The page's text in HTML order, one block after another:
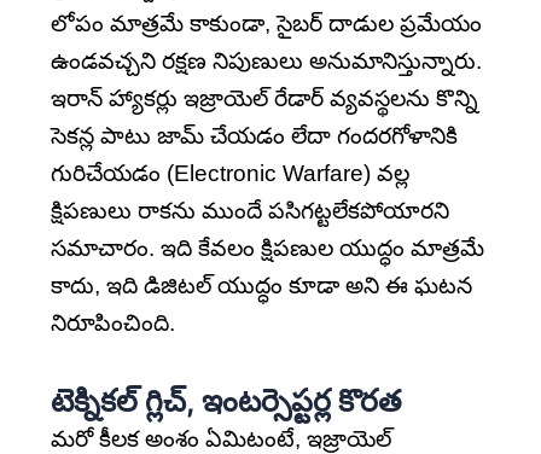
లోపం మాత్రమే కాకుండా, సైబర్ దాడుల ప్రమేయం
ఉండవచ్చని రక్షణ నిపుణులు అనుమానిస్తున్నారు.
ఇరాన్ హ్యాకర్లు ఇజ్రాయెల్ రేడార్ వ్యవస్థలను కొన్ని
సెకన్ల పాటు జామ్ చేయడం లేదా గందరగోళానికి
గురిచేయడం (Electronic Warfare) వల్ల
క్షిపణులు రాకను ముందే పసిగట్టలేకపోయారని
సమాచారం. ఇది కేవలం క్షిపణుల యుద్ధం మాత్రమే
కాదు, ఇది డిజిటల్ యుద్ధం కూడా అని ఈ ఘటన
నిరూపించింది.
టెక్నికల్ గ్లిచ్, ఇంటర్సెప్టర్ల కొరత
మరో కీలక అంశం ఏమిటంటే, ఇజ్రాయెల్